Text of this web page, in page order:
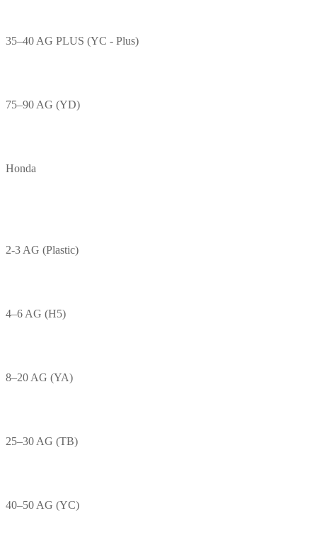
35–40 AG PLUS (YC - Plus)
75–90 AG (YD)
Honda
2-3 AG (Plastic)
4–6 AG (H5)
8–20 AG (YA)
25–30 AG (TB)
40–50 AG (YC)